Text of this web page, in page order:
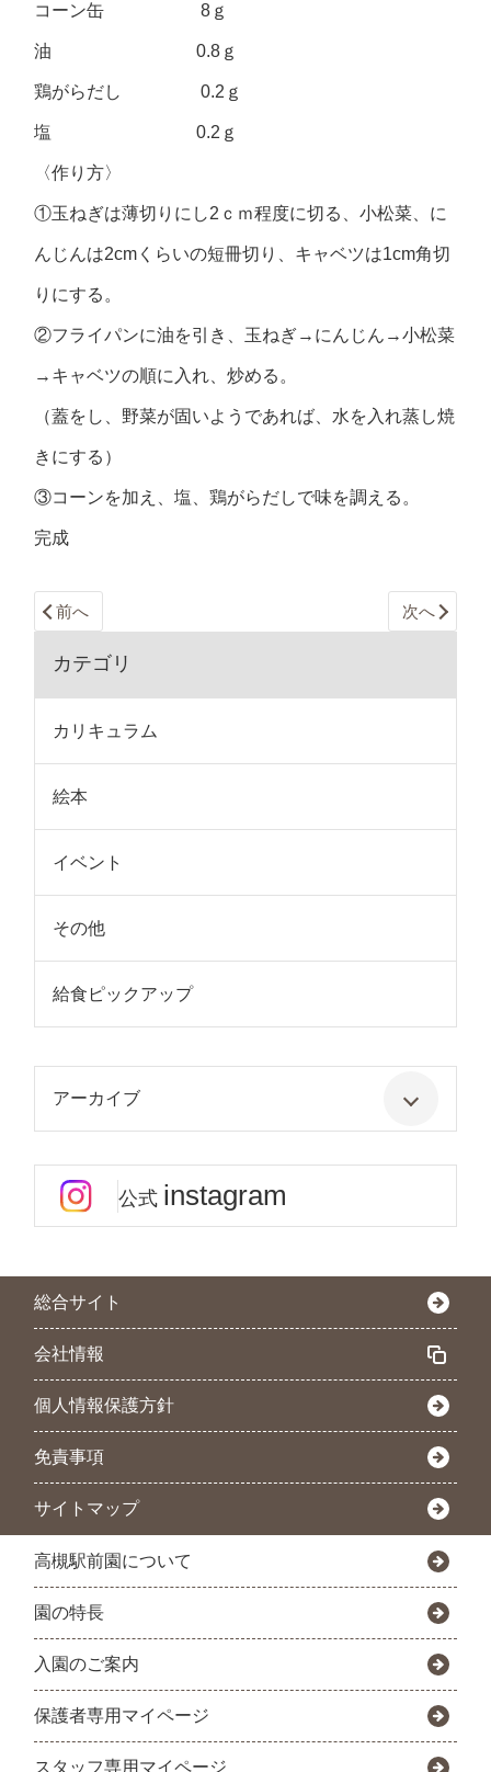
コーン缶 8ｇ
油 0.8ｇ
鶏がらだし 0.2ｇ
塩 0.2ｇ
〈作り方〉
①玉ねぎは薄切りにし2ｃｍ程度に切る、小松菜、に
んじんは2cmくらいの短冊切り、キャベツは1cm角切
りにする。
②フライパンに油を引き、玉ねぎ→にんじん→小松菜
→キャベツの順に入れ、炒める。
（蓋をし、野菜が固いようであれば、水を入れ蒸し焼
きにする）
③コーンを加え、塩、鶏がらだしで味を調える。
完成
前へ 次へ
カテゴリ
カリキュラム
絵本
イベント
その他
給食ピックアップ
アーカイブ
公式 instagram
総合サイト
会社情報
個人情報保護方針
免責事項
サイトマップ
高槻駅前園について
園の特長
入園のご案内
保護者専用マイページ
スタッフ専用マイページ